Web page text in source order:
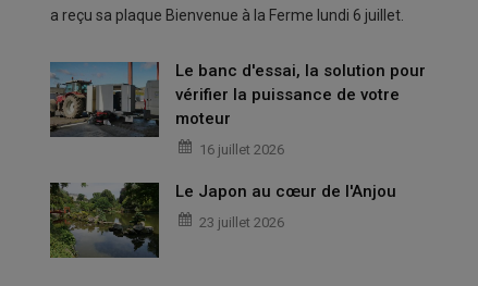
a reçu sa plaque Bienvenue à la Ferme lundi 6 juillet.
Le banc d'essai, la solution pour
vérifier la puissance de votre
moteur
16 juillet 2026
Le Japon au cœur de l'Anjou
23 juillet 2026